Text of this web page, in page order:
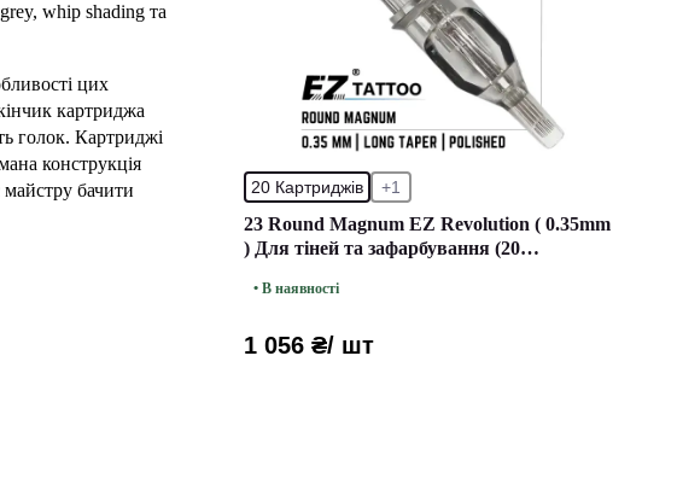
whip shading та
цих
картриджа
голок. Картриджі
конструкція
майстру бачити
20 Картриджів +1
23 Round Magnum EZ Revolution ( 0.35mm
) Для тіней та зафарбування (20
• В наявності
1 056 ₴/ шт